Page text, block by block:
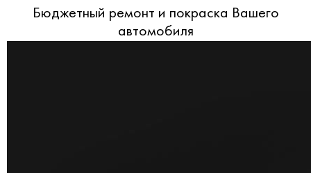
Бюджетный ремонт и покраска Вашего
автомобиля